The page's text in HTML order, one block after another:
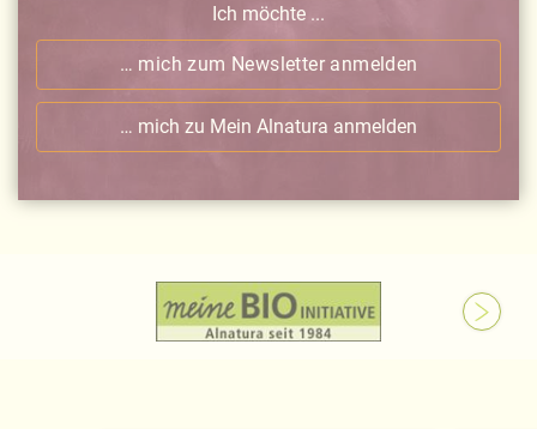
Ich möchte ...
… mich zum Newsletter anmelden
… mich zu Mein Alnatura anmelden